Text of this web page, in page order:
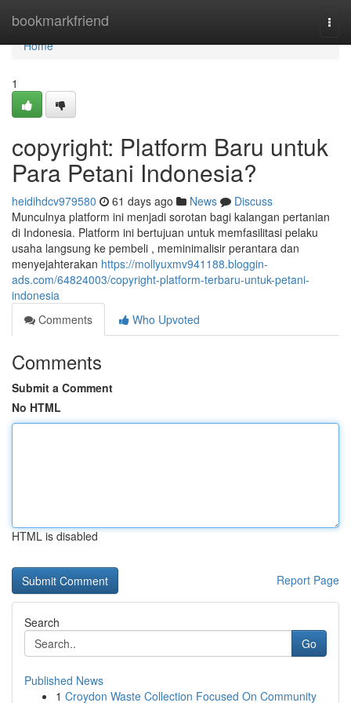
bookmarkfriend
Home
Home
1
copyright: Platform Baru untuk
Para Petani Indonesia?
heidihdcv979580 61 days ago News
Discuss
Munculnya platform ini menjadi sorotan bagi kalangan pertanian
di Indonesia. Platform ini bertujuan untuk memfasilitasi pelaku
usaha langsung ke pembeli , meminimalisir perantara dan
menyejahterakan https://mollyuxmv941188.bloggin-
ads.com/64824003/copyright-platform-terbaru-untuk-petani-
indonesia
Comments
Who Upvoted
Comments
Submit a Comment
No HTML
HTML is disabled
Report Page
Search
Go
Published News
1 Croydon Waste Collection Focused On Community